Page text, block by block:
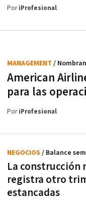
PoriProfesional
American
para las
MANAGEMENT /
PoriProfesional
La construcción
registra otro
estancadas
NEGOCIOS / Balance